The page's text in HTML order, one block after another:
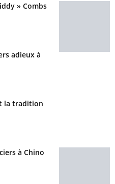
» Combs
adieux à
la tradition
à Chino